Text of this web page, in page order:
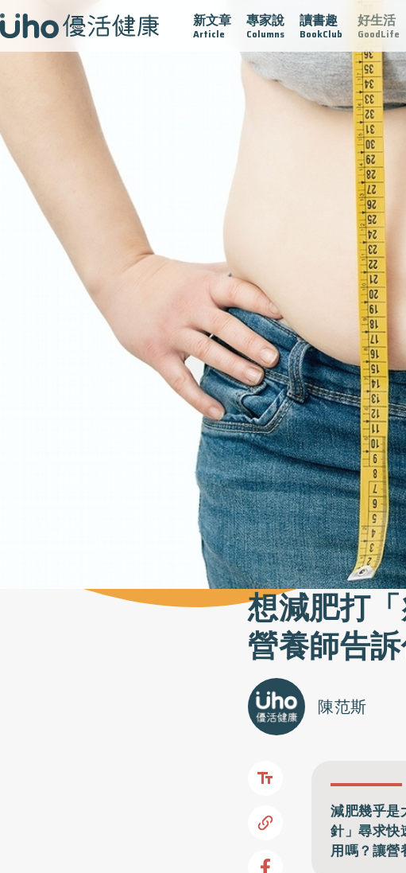
新文章
Article
專家說
Columns
讀書趣
BookClub
好生活
GoodLife
未來視 認識攝護腺肥大 守護骨骼健康 達文西手術專欄
想減肥打
營養師告
陳范斯
減肥幾乎是
針」尋求快
用嗎？讓營